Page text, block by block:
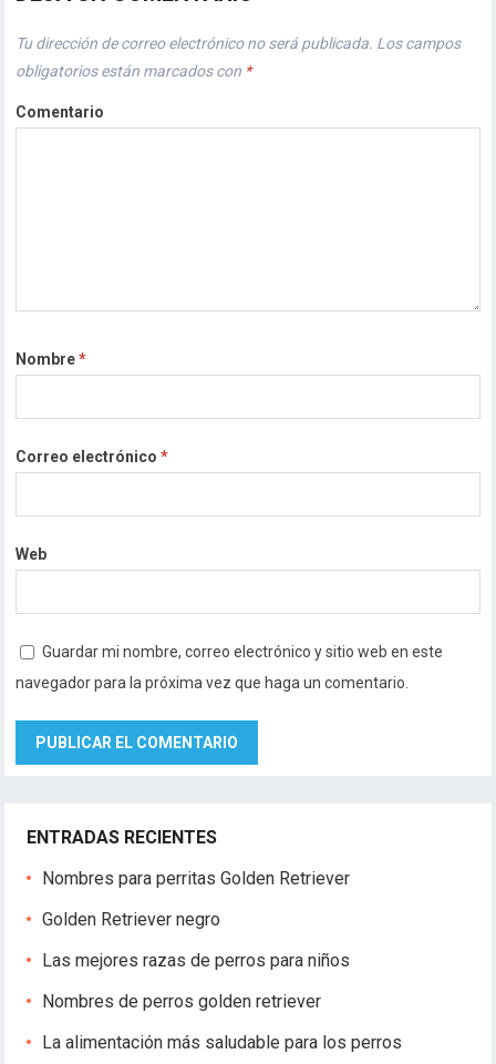
Tu dirección de correo electrónico no será publicada. Los campos
obligatorios están marcados con *
Comentario
Nombre*
Correo electrónico*
Web
Guardar mi nombre, correo electrónico y sitio web en este
navegador para la próxima vez que haga un comentario.
ENTRADAS RECIENTES
Nombres para perritas Golden Retriever
Golden Retriever negro
Las mejores razas de perros para niños
Nombres de perros golden retriever
La alimentación más saludable para los perros